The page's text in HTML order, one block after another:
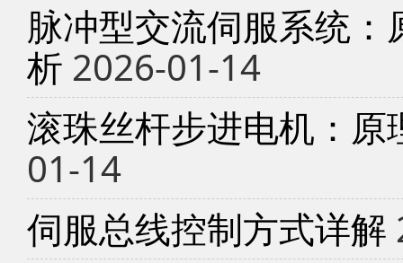
脉冲型交流伺服系统
析 2026-01-14
滚珠丝杆步进电机：
01-14
伺服总线控制方式详解